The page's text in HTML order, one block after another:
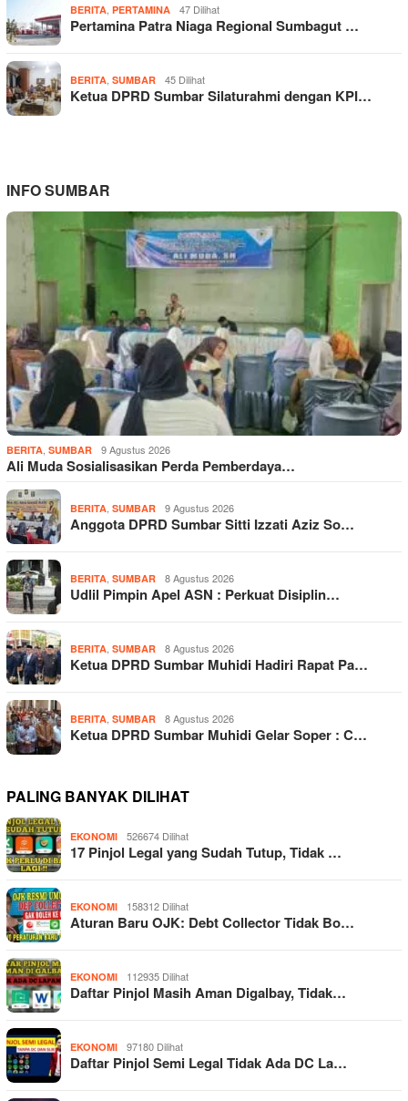
BERITA PERTAMINA 47 Dilihat
Pertamina Patra Niaga Regional Sumbagut …
BERITA SUMBAR 45 Dilihat
Ketua DPRD Sumbar Silaturahmi dengan KPI…
INFO SUMBAR
BERITA SUMBAR 9 Agustus 2026
Ali Muda Sosialisasikan Perda Pemberdaya…
BERITA SUMBAR 9 Agustus 2026
Anggota DPRD Sumbar Sitti Izzati Aziz So…
BERITA SUMBAR 8 Agustus 2026
Udlil Pimpin Apel ASN : Perkuat Disiplin…
BERITA SUMBAR 8 Agustus 2026
Ketua DPRD Sumbar Muhidi Hadiri Rapat Pa…
BERITA SUMBAR 8 Agustus 2026
Ketua DPRD Sumbar Muhidi Gelar Soper : C…
PALING BANYAK DILIHAT
EKONOMI 526674 Dilihat
17 Pinjol Legal yang Sudah Tutup, Tidak …
EKONOMI 158312 Dilihat
Aturan Baru OJK: Debt Collector Tidak Bo…
EKONOMI 112935 Dilihat
Daftar Pinjol Masih Aman Digalbay, Tidak…
EKONOMI 97180 Dilihat
Daftar Pinjol Semi Legal Tidak Ada DC La…